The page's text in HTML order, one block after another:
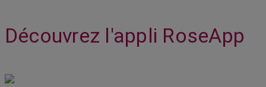
Découvrez l'appli RoseApp